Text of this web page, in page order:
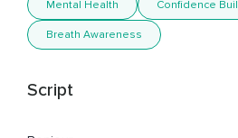
Mental Health Confidence
Breath Awareness
Script